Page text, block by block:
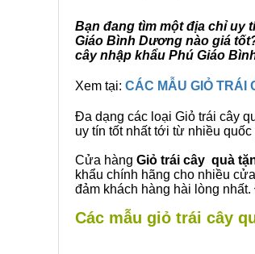
Bạn đang tìm một địa chỉ uy
Giáo Bình Dương nào giá
cây nhập khẩu Phú Giáo
Xem tại: CÁC MẪU GIỎ TRÁI
Đa dạng các loại Giỏ trái cây
uy tín tốt nhất tới từ nhiều
Cửa hàng Giỏ trái cây quà
khẩu chính hãng cho nhiều
đảm khách hàng hài lòng
Các mẫu giỏ trái cây